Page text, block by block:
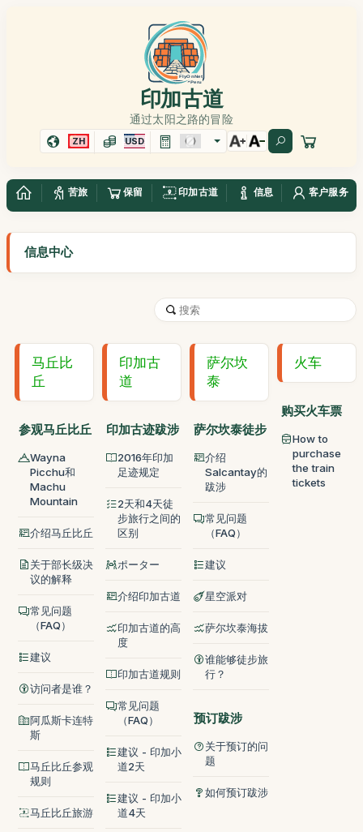
印加古道
通过太阳之路的冒险
ZH USD
苦旅 保留 印加古道 信息 客户服务
信息中心
马丘比
丘
参观马丘比丘
Wayna
Picchu和
Machu
Mountain
介绍马丘比丘
关于部长级决
议的解释
常见问题
（FAQ）
建议
访问者是谁？
阿瓜斯卡连特
斯
马丘比丘参观
规则
马丘比丘旅游
印加古
道
印加古迹跋涉
2016年印加
足迹规定
2天和4天徒
步旅行之间的
区别
ポーター
介绍印加古道
印加古道的高
度
印加古道规则
常见问题
（FAQ）
建议 - 印加小
道2天
建议 - 印加小
道4天
萨尔坎
泰
萨尔坎泰徒步
介绍
Salcantay的
跋涉
常见问题
（FAQ）
建议
星空派对
萨尔坎泰海拔
谁能够徒步旅
行？
预订跋涉
关于预订的问
题
如何预订跋涉
火车
购买火车票
How to
purchase
the train
tickets